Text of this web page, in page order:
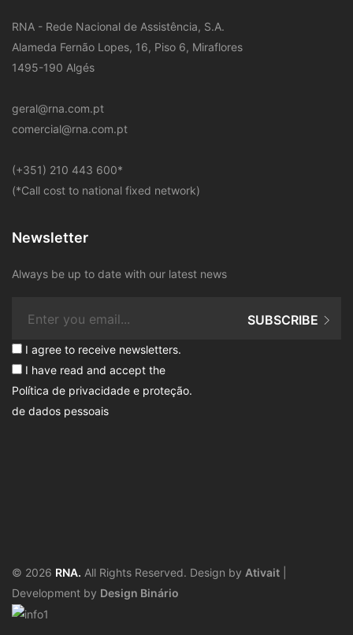
RNA - Rede Nacional de Assistência, S.A.
Alameda Fernão Lopes, 16, Piso 6, Miraflores
1495-190 Algés
geral@rna.com.pt
comercial@rna.com.pt
​(+351) 210 443 600*
(*Call cost to national fixed network)
Newsletter
Always be up to date with our latest news
I agree to receive newsletters.
I have read and accept the
Política de privacidade e proteção
de dados pessoais
.
SUBSCRIBE
© 2026 RNA. All Rights Reserved. Design by Ativait
Development by Design Binário